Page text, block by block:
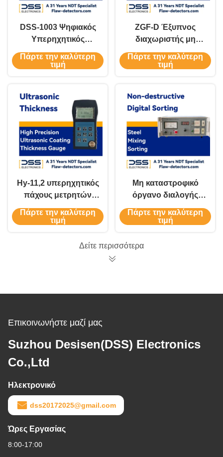
DSS-1003 Ψηφιακός
Υπερηχητικός
Ανιχνευτής
Ελαττωμάτων
Πάρτε την καλύτερη
τιμή
ZGF-D Έξυπνος
διαχωριστής μη
καταστροφικής
δοκιμής
Πάρτε την καλύτερη
τιμή
Hy-11,2 υπερηχητικός
πάχους μετρητών
μετρητής πάχους
επιστρώματος
υπερηχητικός
Πάρτε την καλύτερη
τιμή
Μη καταστροφικό
όργανο διαλογής
ψηφιακού χάλυβα
SGF-1B
Πάρτε την καλύτερη
τιμή
Δείτε περισσότερα
Επικοινωνήστε μαζί μας
Suzhou Desisen(DSS) Electronics
Co.,Ltd
Ηλεκτρονικό
dss20172025@gmail.com
Ώρες Εργασίας
8:00-17:00